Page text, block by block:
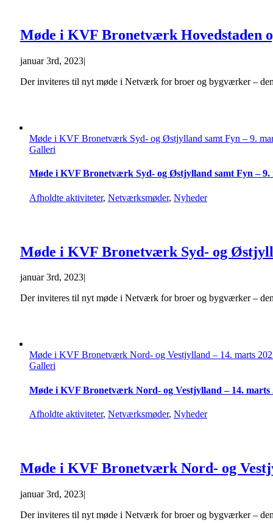
Møde i KVF Bronetværk Hovedstaden
januar 3rd, 2023|
Der inviteres til nyt møde i Netværk for broer og bygværker –
Møde i KVF Bronetværk Syd- og Østjylland samt Fyn – 9.
Galleri
Møde i KVF Bronetværk Syd- og Østjylland samt Fyn – 9.
Afholdte aktiviteter, Netværksmøder, Nyheder
Møde i KVF Bronetværk Syd- og
januar 3rd, 2023
Der inviteres til nyt møde i Netværk for broer og bygværker –
Møde i KVF Bronetværk Nord- og Vestjylland – 14. marts
Galleri
Møde i KVF Bronetværk Nord- og Vestjylland – 14. marts
Afholdte aktiviteter, Netværksmøder, Nyheder
Møde i KVF Bronetværk Nord- og
januar 3rd, 2023|
Der inviteres til nyt møde i Netværk for broer og bygværker –